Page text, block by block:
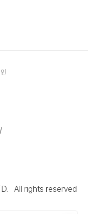
All rights reserved